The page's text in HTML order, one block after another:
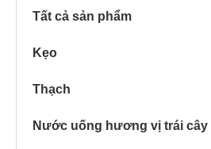
Tất cả sản phẩm
Kẹo
Thạch
Nước uống hương vị trái cây